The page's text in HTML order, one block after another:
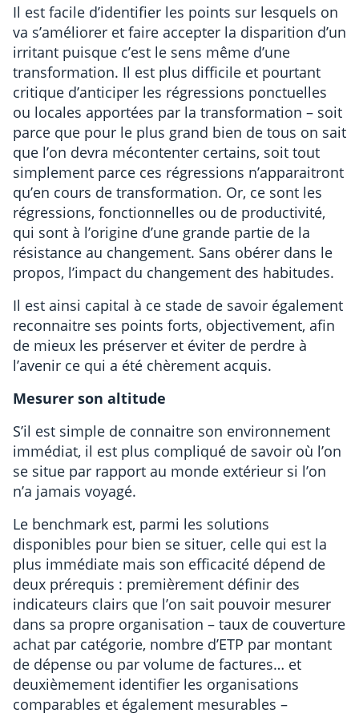
Il est facile d’identifier les points sur lesquels on
va s’améliorer et faire accepter la disparition d’un
irritant puisque c’est le sens même d’une
transformation. Il est plus difficile et pourtant
critique d’anticiper les régressions ponctuelles
ou locales apportées par la transformation – soit
parce que pour le plus grand bien de tous on sait
que l’on devra mécontenter certains, soit tout
simplement parce ces régressions n’apparaitront
qu’en cours de transformation. Or, ce sont les
régressions, fonctionnelles ou de productivité,
qui sont à l’origine d’une grande partie de la
résistance au changement. Sans obérer dans le
propos, l’impact du changement des habitudes.
Il est ainsi capital à ce stade de savoir également
reconnaitre ses points forts, objectivement, afin
de mieux les préserver et éviter de perdre à
l’avenir ce qui a été chèrement acquis.
Mesurer son altitude
S’il est simple de connaitre son environnement
immédiat, il est plus compliqué de savoir où l’on
se situe par rapport au monde extérieur si l’on
n’a jamais voyagé.
Le benchmark est, parmi les solutions
disponibles pour bien se situer, celle qui est la
plus immédiate mais son efficacité dépend de
deux prérequis : premièrement définir des
indicateurs clairs que l’on sait pouvoir mesurer
dans sa propre organisation – taux de couverture
achat par catégorie, nombre d’ETP par montant
de dépense ou par volume de factures… et
deuxièmement identifier les organisations
comparables et également mesurables –